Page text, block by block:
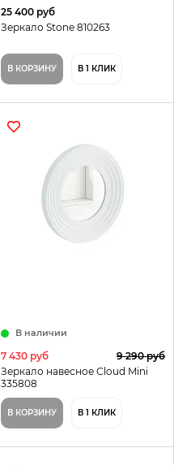
25 400 руб
Зеркало Stone 810263
В КОРЗИНУ В 1 КЛИК
В наличии
7 430 руб
9 290 руб
Зеркало навесное Cloud Mini
335808
В КОРЗИНУ В 1 КЛИК